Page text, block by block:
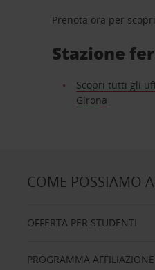
Prenota ora per
Stazione
Scopri tutti gli
Girona
COME POSSIAMO
OFFERTA PER STUDENTI
PROGRAMMA